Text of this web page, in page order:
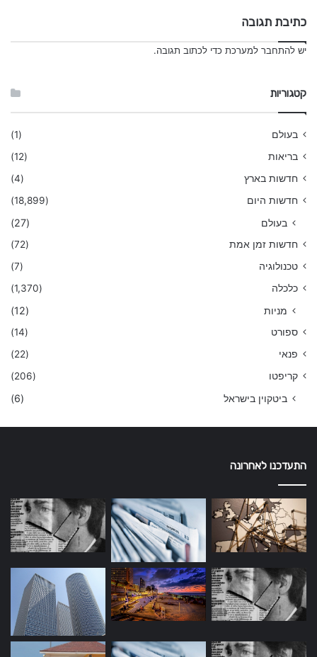
כתיבת תגובה
יש להתחבר למערכת כדי לכתוב תגובה.
קטגוריות
בעולם
(1)
בריאות
(12)
חדשות בארץ
(4)
חדשות היום
(18,899)
בעולם (27)
חדשות זמן אמת
(72)
טכנולוגיה
(7)
כלכלה
(1,370)
מניות (12)
ספורט
(14)
פנאי
(22)
קריפטו
(206)
ביטקוין בישראל (6)
התעדכנו לאחרונה